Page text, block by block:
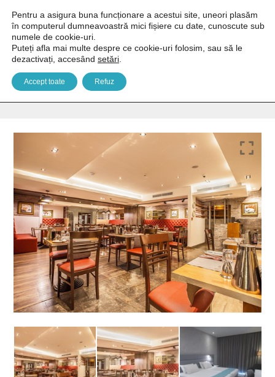
Solana & Spa 4*
Pentru a asigura buna funcționare a acestui site, uneori plasăm
în computerul dumneavoastră mici fișiere cu date, cunoscute sub
numele de cookie-uri.
Puteți afla mai multe despre ce cookie-uri folosim, sau să le
dezactivați, accesând setări
Accept toate Refuz